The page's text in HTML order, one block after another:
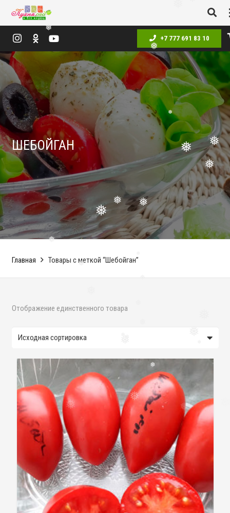
❅
❅
❅
❅
❅
❅
❅
❅
❅
❅
❅ +7 777 691 83 10
ШЕБОЙГАН
Главная Товары с меткой “Шебойган”
Отображение единственного товара